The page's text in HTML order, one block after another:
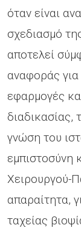
όταν είναι
σχεδιασμό
αποτελεί
αναφοράς για
εφαρμογές
διαδικασίας,
γνώση του
εμπιστοσύνη
Χειρουργού-
απαραίτητα,
ταχείας